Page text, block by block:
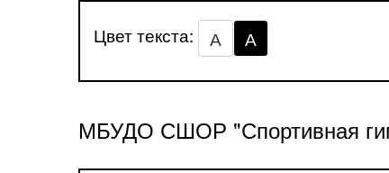
Цвет текста: А А
МБУДО СШОР "Спортивная